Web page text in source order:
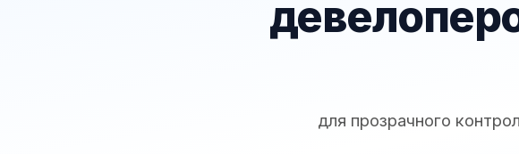
для прозрачного